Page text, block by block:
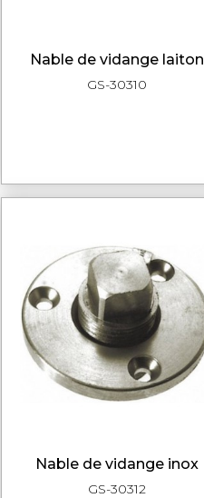
APERÇU RAPIDE
nable de vidange laiton
GS-30310
APERÇU RAPIDE
nable de vidange inox
GS-30312